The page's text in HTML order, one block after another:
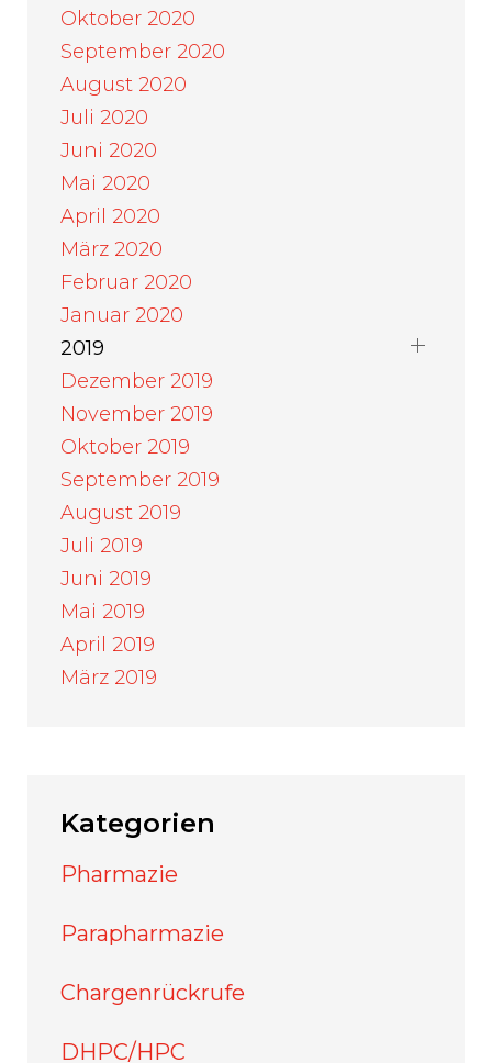
Oktober 2020
September 2020
August 2020
Juli 2020
Juni 2020
Mai 2020
April 2020
März 2020
Februar 2020
Januar 2020
2019
Dezember 2019
November 2019
Oktober 2019
September 2019
August 2019
Juli 2019
Juni 2019
Mai 2019
April 2019
März 2019
Kategorien
Pharmazie
Parapharmazie
Chargenrückrufe
DHPC/HPC